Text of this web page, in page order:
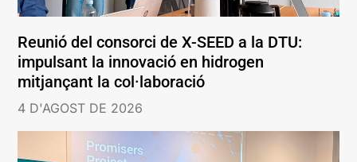
Reunió del consorci de X-SEED a la DTU:
impulsant la innovació en hidrogen
mitjançant la col·laboració
4 D'AGOST DE 2026